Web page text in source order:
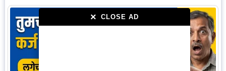
× CLOSE AD
× CLOSE AD